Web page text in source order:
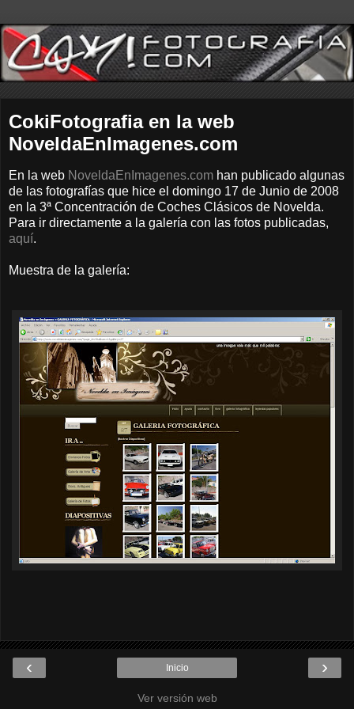
CokiFotografia en la web
NoveldaEnImagenes.com
En la web NoveldaEnImagenes.com han publicado algunas
de las fotografías que hice el domingo 17 de Junio de 2008
en la 3ª Concentración de Coches Clásicos de Novelda.
Para ir directamente a la galería con las fotos publicadas,
aquí.
Muestra de la galería:
‹ ›
Inicio
Ver versión web